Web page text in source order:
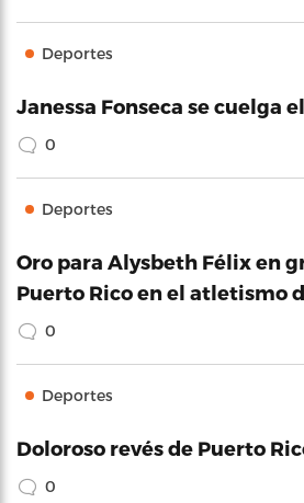
Deportes
Janessa Fonseca se cuelga
0
Deportes
Oro para Alysbeth Félix en
Puerto Rico en el atletismo
0
Deportes
Doloroso revés de Puerto
0